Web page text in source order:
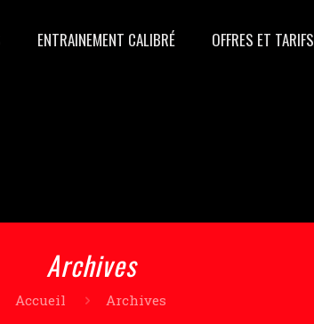
ENTRAINEMENT CALIBRÉ OFFRES ET TARIFS
Archives
Accueil Archives